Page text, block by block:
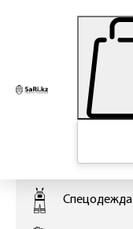
КАТАЛОГ
Спецодежда